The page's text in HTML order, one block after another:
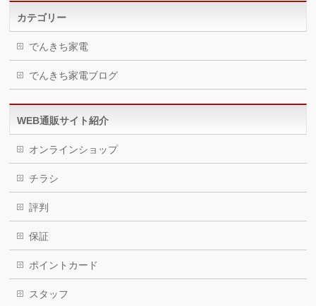
カテゴリー
でんきち家電
でんきち家電ブログ
WEB通販サイト紹介
オンラインショップ
チラシ
評判
保証
ポイントカード
スタッフ